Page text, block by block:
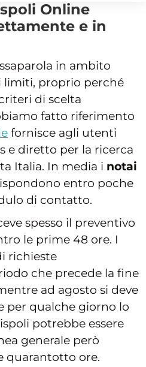
Online
e in
in ambito
limiti, proprio perché
di scelta
fatto riferimento
fornisce agli utenti
e diretto per la ricerca
Italia. In media i notai
entro poche
di contatto.
spesso il preventivo
le prime 48 ore. I
richieste
che precede la fine
ad agosto si deve
per qualche giorno lo
potrebbe essere
generale però
quarantotto ore.